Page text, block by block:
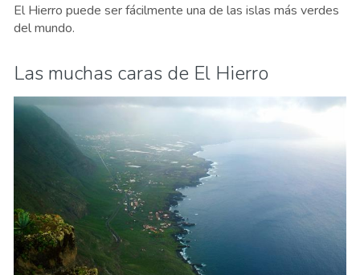
El Hierro puede ser fácilmente una de las islas más verdes
del mundo.
Las muchas caras de El Hierro